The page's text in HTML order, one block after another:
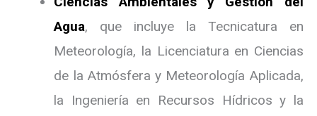
Agua, que incluye la Tecnicatura en
Meteorología, la Licenciatura en Ciencias
de la Atmósfera y Meteorología Aplicada,
la Ingeniería en Recursos Hídricos y la